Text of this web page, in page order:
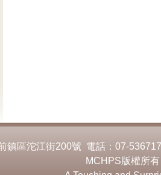
鎮區沱江街200號 電話：07-
MCHPS版權所有